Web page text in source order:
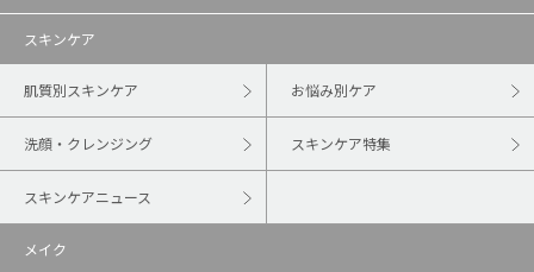
スキンケア
肌質別スキンケア お悩み別ケア
洗顔・クレンジング スキンケア特集
スキンケアニュース
メイク